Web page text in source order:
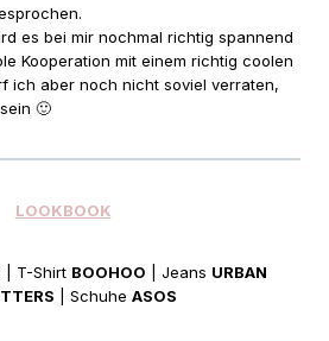
es bei mir nochmal richtig spannend
Kooperation mit einem richtig coolen
ich aber noch nicht soviel verraten,
🙂
LOOKBOOK
| T-Shirt BOOHOO | Jeans URBAN
| Schuhe ASOS